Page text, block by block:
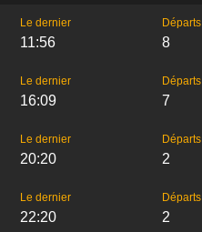
Le dernier
11:56
Départs
8
Le dernier
16:09
Départs
7
Le dernier
20:20
Départs
2
Le dernier
22:20
Départs
2